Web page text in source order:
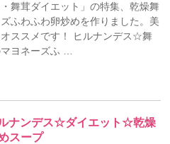
舞茸ダイエット」の特集、乾燥舞
ふわふわ卵炒めを作りました。美
ススメです！ ヒルナンデス☆舞
ヨネーズふ …
ナンデス☆ダイエット☆乾燥
スープ